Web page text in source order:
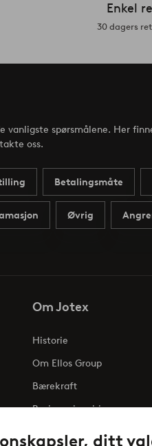
ditt
Enkel
30 dagers
vanligste spørsmålene. Her
oss.
Betalingsmåte
Øvrig
Om Jotex
Historie
Om Ellos Group
Bærekraft
Business inquiries
Tilgjengelighetserklæring